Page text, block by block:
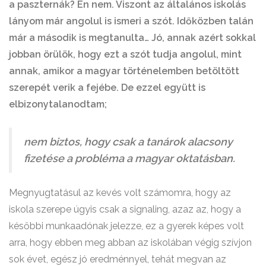
a paszternák? Én nem. Viszont az általános iskolás
lányom már angolul is ismeri a szót. Időközben talán
már a második is megtanulta… Jó, annak azért sokkal
jobban örülök, hogy ezt a szót tudja angolul, mint
annak, amikor a magyar történelemben betöltött
szerepét verik a fejébe. De ezzel együtt is
elbizonytalanodtam;
nem biztos, hogy csak a tanárok alacsony
fizetése a probléma a magyar oktatásban.
Megnyugtatásul az kevés volt számomra, hogy az
iskola szerepe úgyis csak a signaling, azaz az, hogy a
későbbi munkaadónak jelezze, ez a gyerek képes volt
arra, hogy ebben meg abban az iskolában végig szívjon
sok évet, egész jó eredménnyel, tehát megvan az